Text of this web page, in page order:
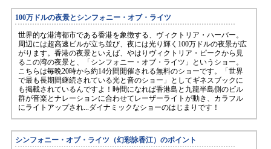
100万ドルの夜景とシンフォニー・オブ・ライツ
世界的な港湾都市である香港を象徴する、ヴィクトリア・ハーバー。
周辺には超高速ビルが立ち並び、夜には光り輝く100万ドルの夜景が広
がります。香港の夜景といえば、やはりヴィクトリア・ピークから見
るこの湾の夜景と、「シンフォニー・オブ・ライツ」というショー。
こちらは毎晩20時から約14分間開催される無料のショーです。「世界
で最も長期間継続されている光と音のショー」としてギネスブックに
も掲載されているんですよ！時間になれば香港島と九龍半島側のビル
群が音楽とナレーションに合わせてレーザーライトが動き、カラフル
にライトアップされ...ダイナミックなショーのはじまりです！
シンフォニー・オブ・ライツ（幻彩詠香江）のポイント